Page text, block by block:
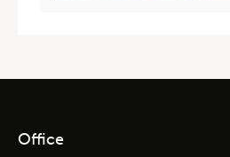
Office